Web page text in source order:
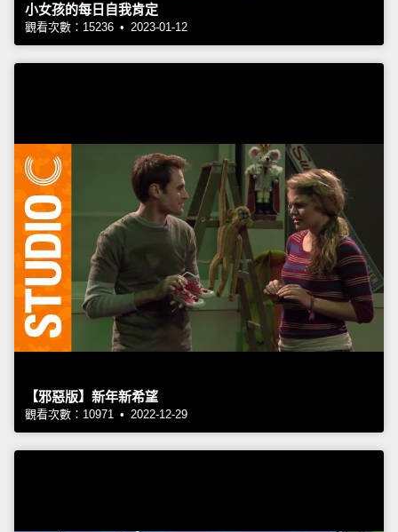
小女孩的每日自我肯定
觀看次數：15236 • 2023-01-12
【邪惡版】新年新希望
觀看次數：10971 • 2022-12-29